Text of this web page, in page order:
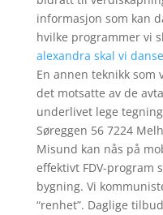
informasjon som kan
hvilke programmer vi
alexandra skal vi danse
En annen teknikk som
det motsatte av de
underlivet lege
Søreggen 56 7224
Misund kan nås på
effektivt FDV-program
bygning. Vi
“renhet”. Daglige